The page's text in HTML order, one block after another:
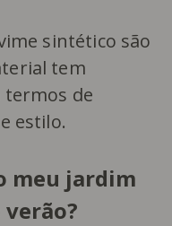
sintético são
tem
de
estilo.
meu jardim